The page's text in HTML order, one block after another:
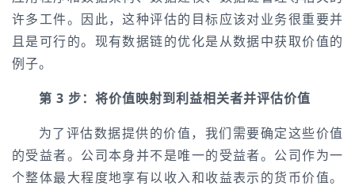
许多工件。因此，这种评估的目标应该对业务很重要并
且是可行的。现有数据链的优化是从数据中获取价值的
例子。
第 3 步：将价值映射到利益相关者并评估价值
为了评估数据提供的价值，我们需要确定这些价值
的受益者。公司本身并不是唯一的受益者。公司作为一
个整体最大程度地享有以收入和收益表示的货币价值。